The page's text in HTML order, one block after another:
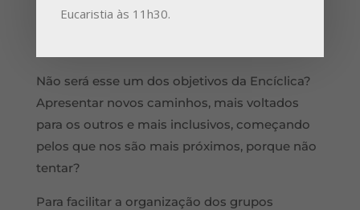
Não será esse um dos objetivos da Encíclica?
Apresentar novos caminhos, mais voltados
para os outros e mais inclusivos, começando
pelos que nos são mais próximos, porque não
tentar?
Para facilitar a organização dos grupos
Eucaristia às 11h30.